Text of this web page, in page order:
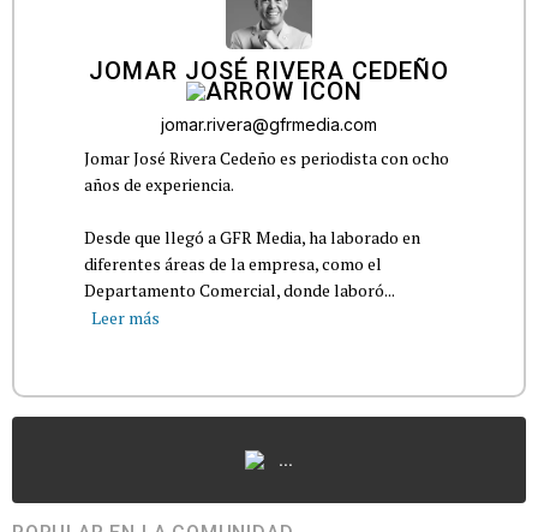
JOMAR JOSÉ RIVERA CEDEÑO
jomar.rivera@gfrmedia.com
Jomar José Rivera Cedeño es periodista con ocho
años de experiencia.
Desde que llegó a GFR Media, ha laborado en
diferentes áreas de la empresa, como el
Departamento Comercial, donde laboró...
Leer más
...